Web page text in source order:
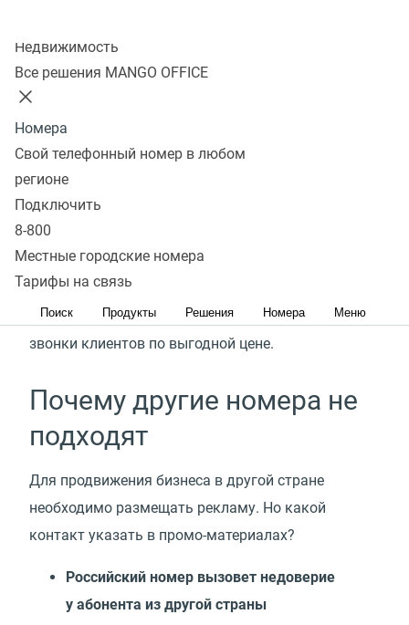
Недвижимость
Все решения MANGO OFFICE
Номера
Свой телефонный номер в любом
регионе
Подключить
8-800
Местные городские номера
Тарифы на связь
Поиск Продукты Решения Номера Меню
Собираетесь работать или
уже работаете в других
странах?
Не нужно содержать офис, достаточно
подключить номер в международном формате
с префиксами зарубежной страны или города,
в котором планируете работать, чтобы принимать
звонки клиентов по выгодной цене.
Почему другие номера не
подходят
Для продвижения бизнеса в другой стране
необходимо размещать рекламу. Но какой
контакт указать в промо-материалах?
Российский номер вызовет недоверие
у абонента из другой страны